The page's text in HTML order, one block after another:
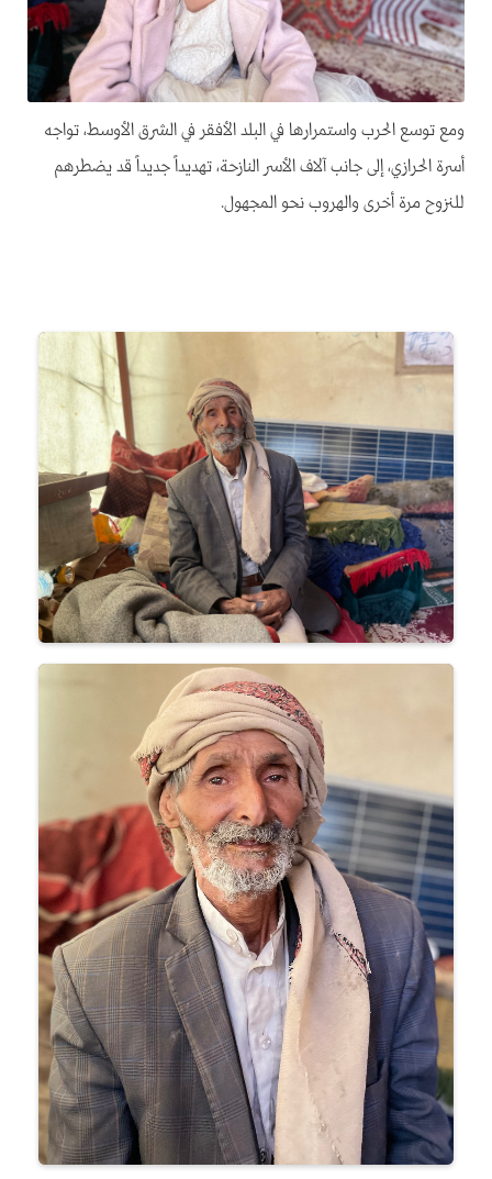
ومع توسع الحرب واستمرارها في البلد الأفقر في الشرق الأوسط، تواجه
أسرة الحرازي، إلى جانب آلاف الأسر النازحة، تهديداً جديداً قد يضطرهم
للنزوح مرة أخرى والهروب نحو المجهول.